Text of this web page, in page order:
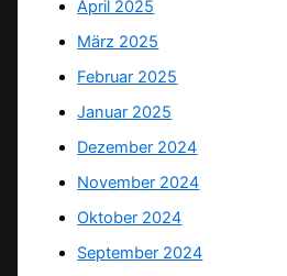
April 2025
März 2025
Februar 2025
Januar 2025
Dezember 2024
November 2024
Oktober 2024
September 2024